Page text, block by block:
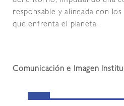
responsable y alineada con
que enfrenta el planeta.
Comunicación e Imagen